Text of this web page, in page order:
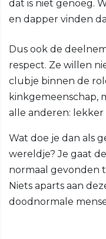
dat is niet genoeg.
en dapper vinden
Dus ook de
respect. Ze willen
clubje binnen de
kinkgemeenschap,
alle anderen:
Wat doe je dan als
wereldje? Je gaat
normaal gevonden
Niets aparts aan
doodnormale